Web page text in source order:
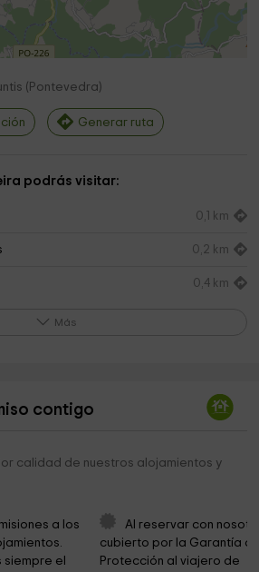
( Pontevedra)
Generar ruta
podrás visitar:
0,1 km
0,2 km
0,4 km
0,9 km
Más
contigo
calidad de nuestros alojamientos y
a los
el
Al reservar con
cubierto por la Garantía
Protección al viajero de